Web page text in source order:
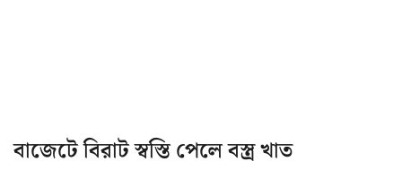
বাজেটে বিরাট স্বস্তি পেলে বস্ত্র খাত